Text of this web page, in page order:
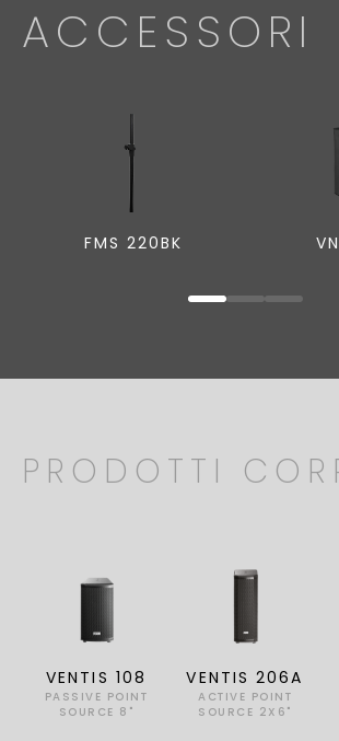
ACCESSORI
FMS 220BK
PRODOTTI
VENTIS 108
PASSIVE POINT
SOURCE 8"
VENTIS 206A
ACTIVE POINT
SOURCE 2X6"